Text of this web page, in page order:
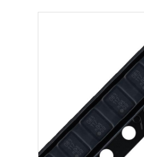
Elektronische componenten
PLC-programmering
GPS-module